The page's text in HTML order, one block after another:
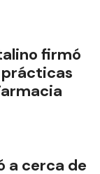
firmó
prácticas
a cerca de